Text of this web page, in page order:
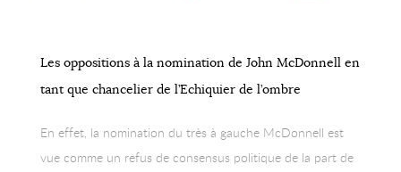
Les oppositions à la nomination de John McDonnell en
tant que chancelier de l’Echiquier de l’ombre
En effet, la nomination du très à gauche McDonnell est
vue comme un refus de consensus politique de la part de